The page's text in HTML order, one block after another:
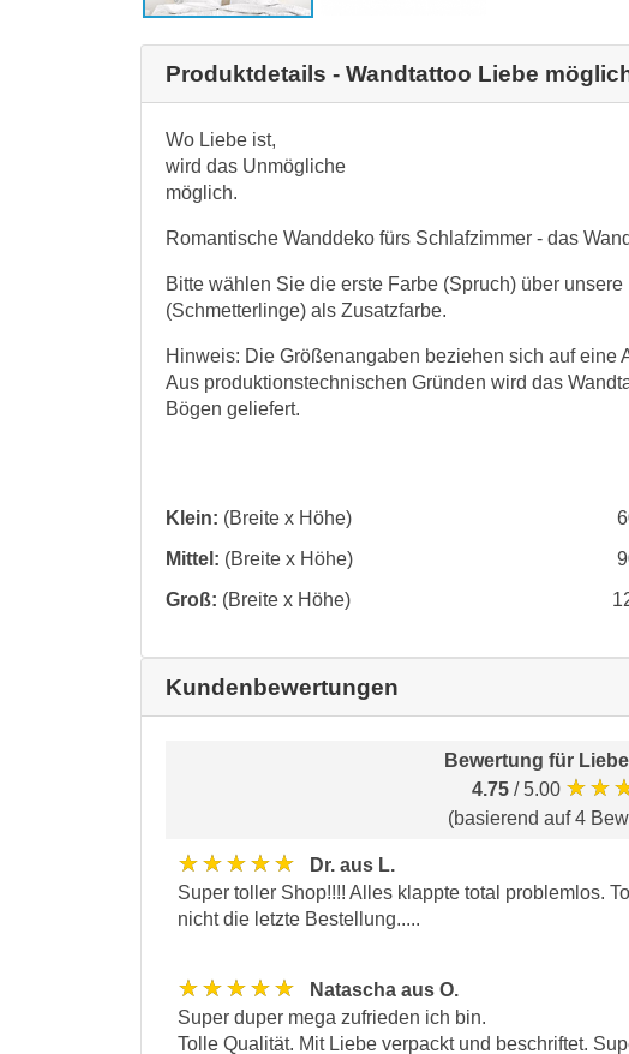
Produktdetails - Wandtattoo Liebe
Wo Liebe ist,
wird das Unmögliche
möglich.
Romantische Wanddeko fürs Schlafzimmer - das
Bitte wählen Sie die erste Farbe (Spruch) über
(Schmetterlinge) als Zusatzfarbe.
Hinweis: Die Größenangaben beziehen sich auf eine
Aus produktionstechnischen Gründen wird das
Bögen geliefert.
Klein: (Breite x Höhe)
Mittel: (Breite x Höhe)
Groß: (Breite x Höhe)
Kundenbewertungen
Bewertung für
4.75 / 5.00
(basierend auf 4
★★★★★
Dr. aus L.
Super toller Shop!!!! Alles klappte total problemlos.
nicht die letzte Bestellung.....
★★★★★
Natascha aus O.
Super duper mega zufrieden ich bin.
Tolle Qualität. Mit Liebe verpackt und beschriftet.